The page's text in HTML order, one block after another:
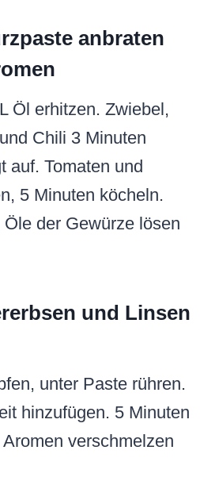
anbraten
Öl erhitzen. Zwiebel,
Chili 3 Minuten
auf. Tomaten und
5 Minuten köcheln.
der Gewürze lösen
und Linsen
unter Paste rühren.
hinzufügen. 5 Minuten
verschmelzen